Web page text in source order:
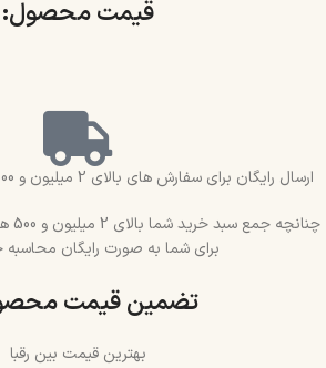
قیمت محصول:​
ارسال رایگان برای سفارش های بالای 2 میلیون و 500 هزار تومان(غیر حجمی)
برای شما به صورت رایگان
تضمین قیمت
بهترین قیمت بین رقبا